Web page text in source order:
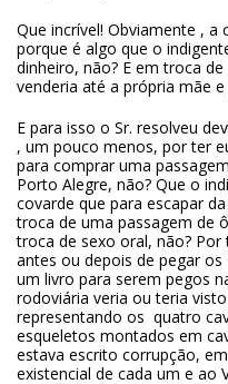
Que incrível! Obviamente ,
porque é algo que o
dinheiro, não? E em troca
venderia até a própria mãe
E para isso o Sr. resolveu
, um pouco menos, por ter
para comprar uma
Porto Alegre, não? Que o
covarde que para escapar
troca de uma passagem de
troca de sexo oral, não?
antes ou depois de pegar
um livro para serem pegos
rodoviária veria ou teria
representando os quatro
esqueletos montados em
estava escrito corrupção,
existencial de cada um e ao